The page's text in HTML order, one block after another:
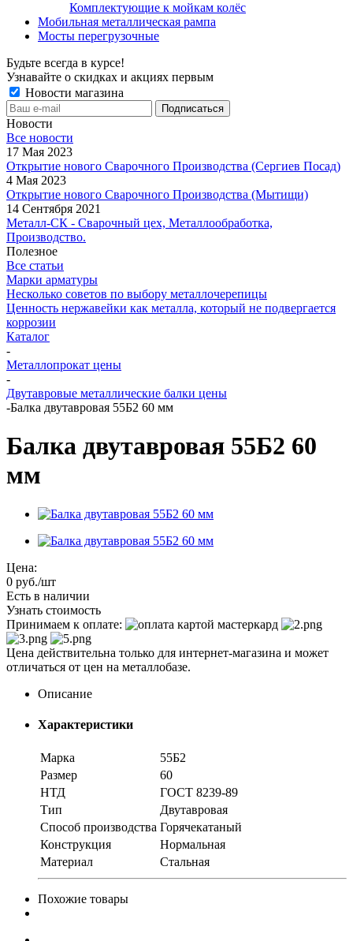
Комплектующие к мойкам колёс
Мобильная металлическая рампа
Мосты перегрузочные
Будьте всегда в курсе!
Узнавайте о скидках и акциях первым
Новости магазина
Новости
Все новости
17 Мая 2023
Открытие нового Сварочного Производства (Сергиев Посад)
4 Мая 2023
Открытие нового Сварочного Производства (Мытищи)
14 Сентября 2021
Металл-СК - Сварочный цех, Металлообработка,
Производство.
Полезное
Все статьи
Марки арматуры
Несколько советов по выбору металлочерепицы
Ценность нержавейки как металла, который не подвергается
коррозии
Каталог
-
Металлопрокат цены
-
Двутавровые металлические балки цены
-Балка двутавровая 55Б2 60 мм
Балка двутавровая 55Б2 60
мм
Цена:
0 руб./шт
Есть в наличии
Узнать стоимость
Принимаем к оплате:
Цена действительна только для интернет-магазина и может
отличаться от цен на металлобазе.
Описание
Характеристики
Марка
55Б2
Размер
60
НТД
ГОСТ 8239-89
Тип
Двутавровая
Способ производства Горячекатаный
Конструкция
Нормальная
Материал
Стальная
Похожие товары